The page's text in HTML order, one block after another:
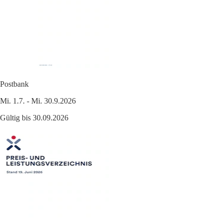
Postbank
Mi. 1.7. - Mi. 30.9.2026
Gültig bis 30.09.2026